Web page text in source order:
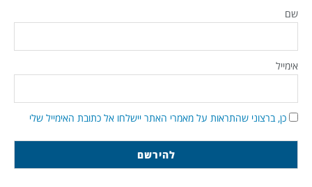
שם
אימייל
כן, ברצוני שהתראות על מאמרי האתר יישלחו אל כתובת האימייל שלי